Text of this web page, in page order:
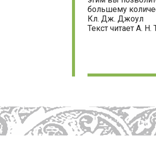
большему
Кл. Дж. Джоул
Текст читает А. Н.